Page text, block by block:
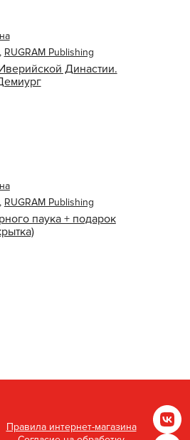
Династии.
RUGRAM Publishing
паука + подарок
RUGRAM Publishing
Правила интернет-магазина